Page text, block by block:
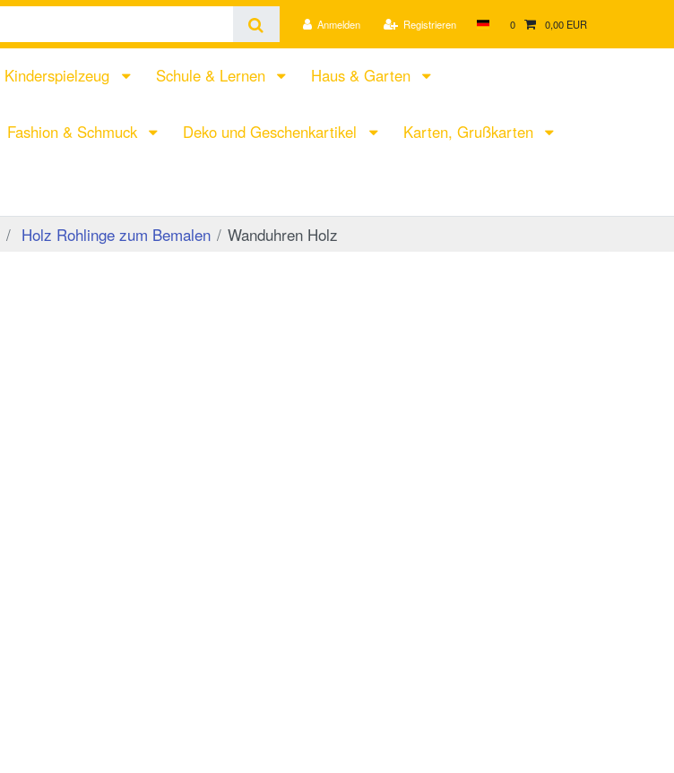
Anmelden Registrieren 0 0,00 EUR
Kinderspielzeug Schule & Lernen Haus & Garten
Fashion & Schmuck Deko und Geschenkartikel Karten, Grußkarten
Holz Rohlinge zum Bemalen Wanduhren Holz